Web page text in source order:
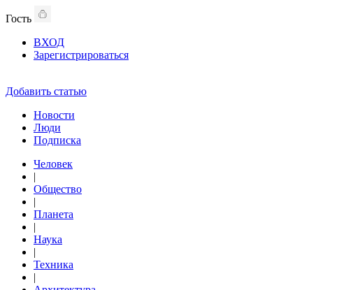
Гость
ВХОД
Зарегистрироваться
Добавить статью
Новости
Люди
Подписка
Человек
|
Общество
|
Планета
|
Наука
|
Техника
|